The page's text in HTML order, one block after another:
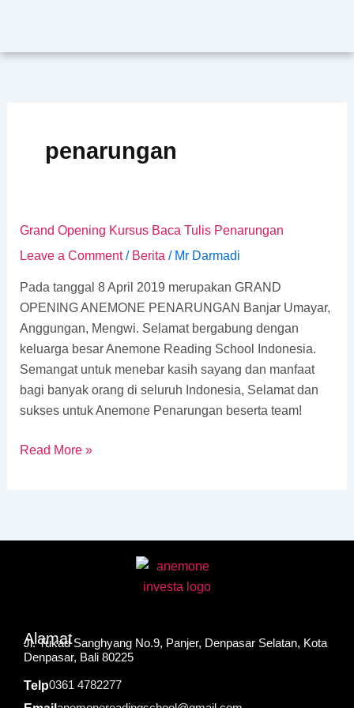
content
penarungan
Grand Opening Kursus Baca Tulis Penarungan
Leave a Comment / Berita / Mr Darmadi
Pada tanggal 8 April 2019 merupakan GRAND
OPENING ANEMONE PENARUNGAN Banjar Umayar,
Anggungan, Mengwi. Selamat bergabung dengan
keluarga besar Anemone Reading School Indonesia.
Semangat untuk menebar kasih sayang dan manfaat
bagi banyak orang di seluruh Indonesia, Selamat dan
sukses untuk Anemone Penarungan beserta team!
Grand
Opening
Baca
Tulis
Penarungan
Read More »
Alamat
Jl. Tukad Sanghyang No.9, Panjer, Denpasar Selatan, Kota
Denpasar, Bali 80225
Telp0361 4782277